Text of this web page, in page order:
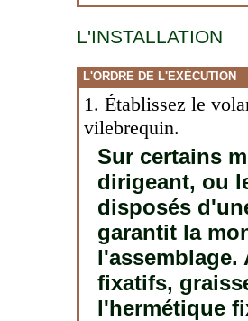
L'INSTALLATION
L'ORDRE DE L'EXÉCUTION
1. Établissez le
vilebrequin.
Sur certains
dirigeant, ou
disposés
garantit la
l'assemblage.
fixatifs,
l'hermétique